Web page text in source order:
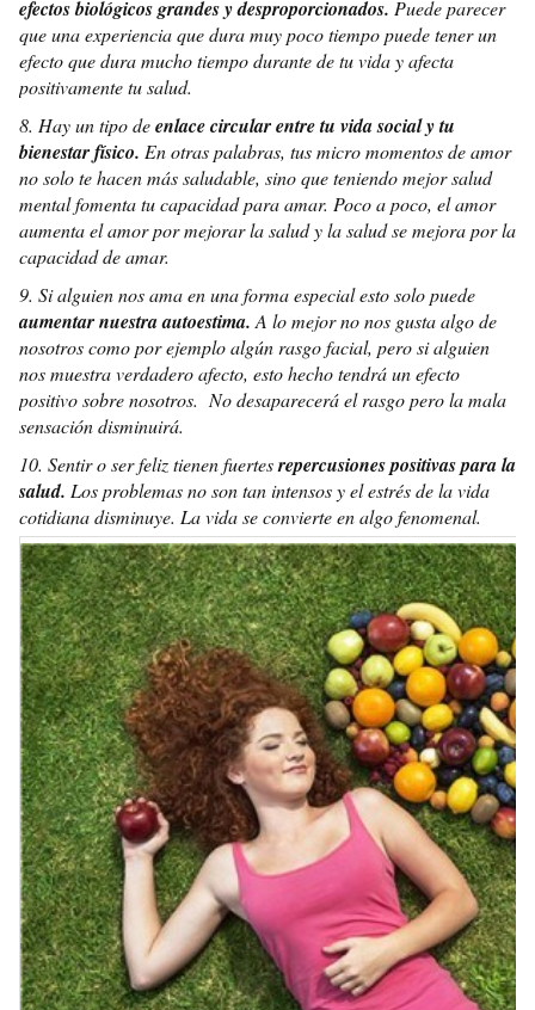
efectos biológicos grandes y desproporcionados. Puede parecer
que una experiencia que dura muy poco tiempo puede tener un
efecto que dura mucho tiempo durante de tu vida y afecta
positivamente tu salud.
8. Hay un tipo deenlace circular entre tu vida social y tu
bienestar físico. En otras palabras, tus micro momentos de amor
no solo te hacen más saludable, sino que teniendo mejor salud
mental fomenta tu capacidad para amar. Poco a poco, el amor
aumenta el amor por mejorar la salud y la salud se mejora por la
capacidad de amar.
9. Si alguien nos ama en una forma especial esto solo puede
aumentar nuestra autoestima. A lo mejor no nos gusta algo de
nosotros como por ejemplo algún rasgo facial, pero si alguien
nos muestra verdadero afecto, esto hecho tendrá un efecto
positivo sobre nosotros. No desaparecerá el rasgo pero la mala
sensación disminuirá.
10. Sentir o ser feliz tienen fuertesrepercusiones positivas para la
salud. Los problemas no son tan intensos y el estrés de la vida
cotidiana disminuye. La vida se convierte en algo fenomenal.